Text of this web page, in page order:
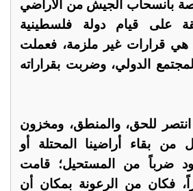
الخاصة بانسحاب الجيش من الأراضي
على قيام دولة فلسطينية
قرارات غير ملزمة، فعملت
الدولي، وضربت بقراراته
انتصر للحق، والمنطق، ومخزون
من بقاء أراضينا المحتلة أو
ضرباً من المستحيل؛ قامت
فكان من الرعونة بمكان أن